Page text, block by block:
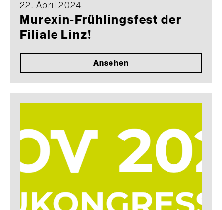
22. April 2024
Murexin-Frühlingsfest der
Filiale Linz!
Ansehen